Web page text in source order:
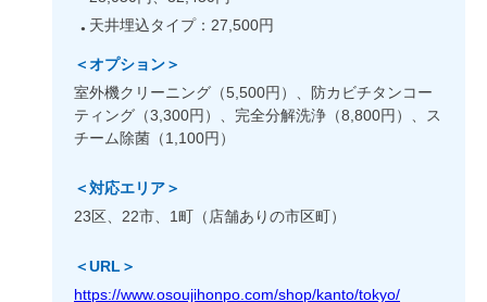
天井埋込タイプ：27,500円
＜オプション＞
室外機クリーニング（5,500円）、防カビチタンコー
ティング（3,300円）、完全分解洗浄（8,800円）、ス
チーム除菌（1,100円）
＜対応エリア＞
23区、22市、1町（店舗ありの市区町）
＜URL＞
https://www.osoujihonpo.com/shop/kanto/tokyo/